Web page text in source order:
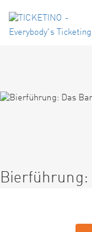
Bierführung: